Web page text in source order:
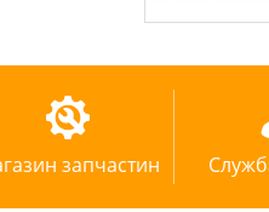
запчастин